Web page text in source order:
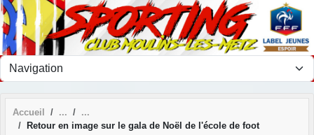
Accueil
Retour en image sur le gala de Noël de l'école de foot
Panneau de gestion des cookies